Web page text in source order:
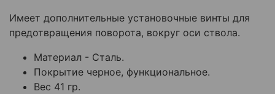
Имеет дополнительные установочные винты для
предотвращения поворота, вокруг оси ствола.
Материал - Сталь.
Покрытие черное, функциональное.
Вес 41 гр.